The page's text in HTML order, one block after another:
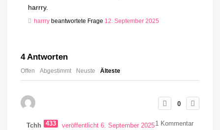
harrry.
harrry beantwortete Frage 12. September 2025
4Antworten
Offen Abgestimmt Neuste Älteste
0
Tchh 433 veröffentlicht 6. September 20251 Kommentar